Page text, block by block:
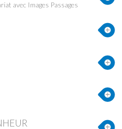
avec Images Passages